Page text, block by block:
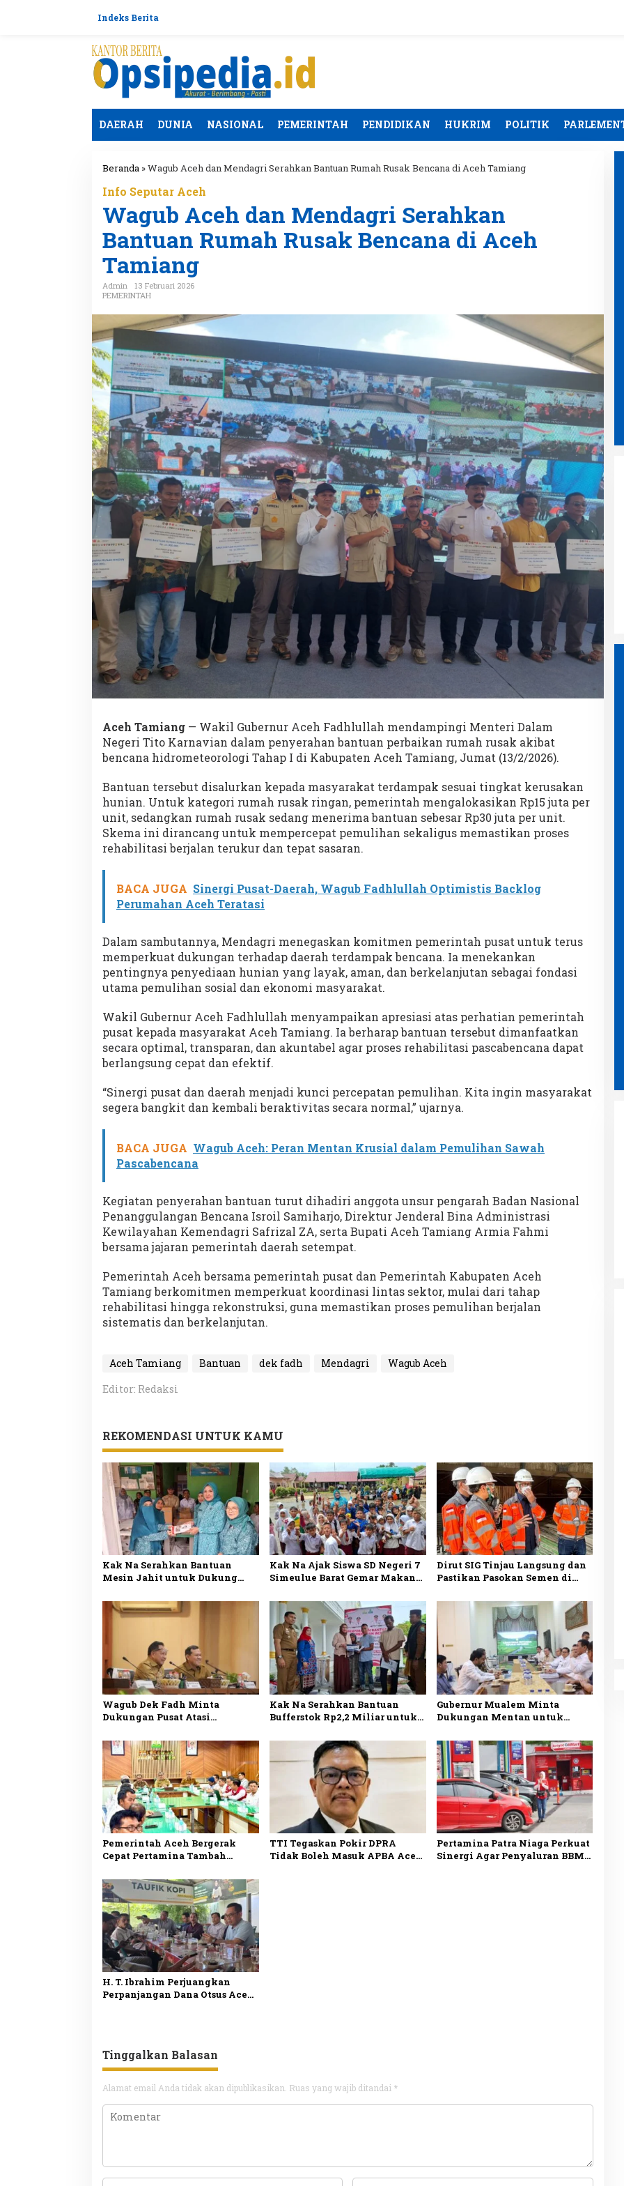
Indeks Berita
DAERAH DUNIA NASIONAL PEMERINTAH PENDIDIKAN HUKRIM POLITIK
Beranda »Wagub Aceh dan Mendagri Serahkan Bantuan Rumah Rusak Bencana di Aceh Tamiang
Info Seputar Aceh
Wagub Aceh dan Mendagri Serahkan
Bantuan Rumah Rusak Bencana di Aceh
Tamiang
Admin
13 Februari 2026
PEMERINTAH
Aceh Tamiang — Wakil Gubernur Aceh Fadhlullah mendampingi Menteri Dalam
Negeri Tito Karnavian dalam penyerahan bantuan perbaikan rumah rusak akibat
bencana hidrometeorologi Tahap I di Kabupaten Aceh Tamiang, Jumat (13/2/2026).
Bantuan tersebut disalurkan kepada masyarakat terdampak sesuai tingkat kerusakan
hunian. Untuk kategori rumah rusak ringan, pemerintah mengalokasikan Rp15 juta per
unit, sedangkan rumah rusak sedang menerima bantuan sebesar Rp30 juta per unit.
Skema ini dirancang untuk mempercepat pemulihan sekaligus memastikan proses
rehabilitasi berjalan terukur dan tepat sasaran.
BACA JUGA Sinergi Pusat-Daerah, Wagub Fadhlullah Optimistis Backlog
Perumahan Aceh Teratasi
Dalam sambutannya, Mendagri menegaskan komitmen pemerintah pusat untuk terus
memperkuat dukungan terhadap daerah terdampak bencana. Ia menekankan
pentingnya penyediaan hunian yang layak, aman, dan berkelanjutan sebagai fondasi
utama pemulihan sosial dan ekonomi masyarakat.
Wakil Gubernur Aceh Fadhlullah menyampaikan apresiasi atas perhatian pemerintah
pusat kepada masyarakat Aceh Tamiang. Ia berharap bantuan tersebut dimanfaatkan
secara optimal, transparan, dan akuntabel agar proses rehabilitasi pascabencana dapat
berlangsung cepat dan efektif.
“Sinergi pusat dan daerah menjadi kunci percepatan pemulihan. Kita ingin masyarakat
segera bangkit dan kembali beraktivitas secara normal,” ujarnya.
BACA JUGA Wagub Aceh: Peran Mentan Krusial dalam Pemulihan Sawah
Pascabencana
Kegiatan penyerahan bantuan turut dihadiri anggota unsur pengarah Badan Nasional
Penanggulangan Bencana Isroil Samiharjo, Direktur Jenderal Bina Administrasi
Kewilayahan Kemendagri Safrizal ZA, serta Bupati Aceh Tamiang Armia Fahmi
bersama jajaran pemerintah daerah setempat.
Pemerintah Aceh bersama pemerintah pusat dan Pemerintah Kabupaten Aceh
Tamiang berkomitmen memperkuat koordinasi lintas sektor, mulai dari tahap
rehabilitasi hingga rekonstruksi, guna memastikan proses pemulihan berjalan
sistematis dan berkelanjutan.
Aceh Tamiang Bantuan dek fadh Mendagri
Wagub Aceh
Editor: Redaksi
REKOMENDASI UNTUK KAMU
Kak Na Serahkan Bantuan
Mesin Jahit untuk Dukung
Kak Na Ajak Siswa SD Negeri 7
Simeulue Barat Gemar Makan
Dirut SIG Tinjau Langsung dan
Pastikan Pasokan Semen di
Wagub Dek Fadh Minta
Dukungan Pusat Atasi
Aceh
Kak Na Serahkan Bantuan
Bufferstok Rp2,2 Miliar untuk
Simeulue
Gubernur Mualem Minta
Dukungan Mentan untuk
dan Kebun di Aceh
Pemerintah Aceh Bergerak
Cepat Pertamina Tambah
Antrean
TTI Tegaskan Pokir DPRA
Tidak Boleh Masuk APBA Aceh
Pertamina Patra Niaga Perkuat
Sinergi Agar Penyaluran BBM
H. T. Ibrahim Perjuangkan
Perpanjangan Dana Otsus Aceh
Tinggalkan Balasan
Alamat email Anda tidak akan dipublikasikan. Ruas yang wajib ditandai *
Kak Na Promosikan Wisata
Surfing Simeulue Sekaligus
Hadiri HUT Ke-53 Bank Aceh
Syariah
Ampon Bram Bertemu Puluhan
Wartawan Bahas Isu Strategis
Aceh dalam Suasana Penuh
Di POLITIK | 2 Agustus 2026